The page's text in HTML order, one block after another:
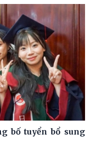
bố tuyển bổ sung